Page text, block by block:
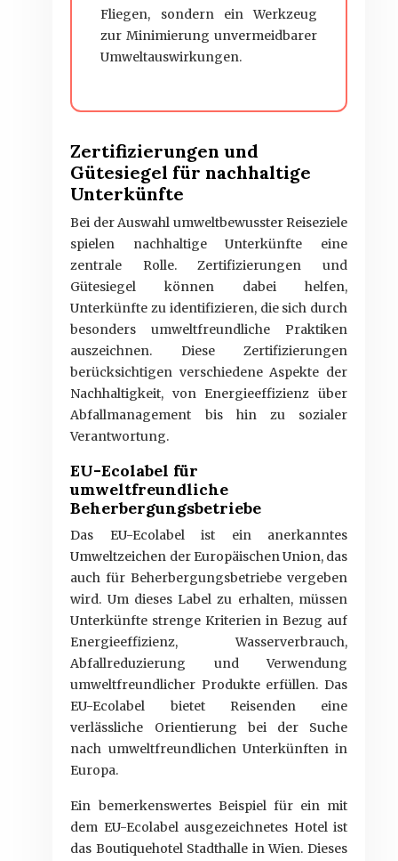
Fliegen, sondern ein Werkzeug
zur Minimierung unvermeidbarer
Umweltauswirkungen.
Zertifizierungen und
Gütesiegel für nachhaltige
Unterkünfte
Bei der Auswahl umweltbewusster Reiseziele
spielen nachhaltige Unterkünfte eine
zentrale Rolle. Zertifizierungen und
Gütesiegel können dabei helfen,
Unterkünfte zu identifizieren, die sich durch
besonders umweltfreundliche Praktiken
auszeichnen. Diese Zertifizierungen
berücksichtigen verschiedene Aspekte der
Nachhaltigkeit, von Energieeffizienz über
Abfallmanagement bis hin zu sozialer
Verantwortung.
EU-Ecolabel für
umweltfreundliche
Beherbergungsbetriebe
Das EU-Ecolabel ist ein anerkanntes
Umweltzeichen der Europäischen Union, das
auch für Beherbergungsbetriebe vergeben
wird. Um dieses Label zu erhalten, müssen
Unterkünfte strenge Kriterien in Bezug auf
Energieeffizienz, Wasserverbrauch,
Abfallreduzierung und Verwendung
umweltfreundlicher Produkte erfüllen. Das
EU-Ecolabel bietet Reisenden eine
verlässliche Orientierung bei der Suche
nach umweltfreundlichen Unterkünften in
Europa.
Ein bemerkenswertes Beispiel für ein mit
dem EU-Ecolabel ausgezeichnetes Hotel ist
das Boutiquehotel Stadthalle in Wien. Dieses